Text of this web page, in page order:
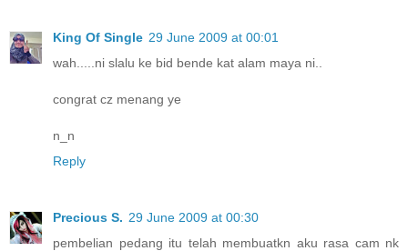
King Of Single 29 June 2009 at 00:01
wah.....ni slalu ke bid bende kat alam maya ni..
congrat cz menang ye
n_n
Reply
Precious S. 29 June 2009 at 00:30
pembelian pedang itu telah membuatkn aku rasa cam nk